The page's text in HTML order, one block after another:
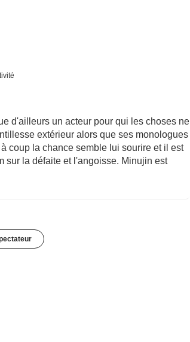
d'ailleurs un acteur pour qui les choses ne
extérieur alors que ses monologues
coup la chance semble lui sourire et il est
sur la défaite et l'angoisse. Minujin est